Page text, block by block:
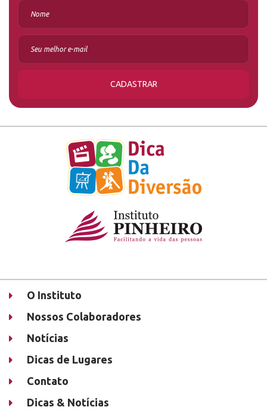
CADASTRAR
O Instituto
Nossos Colaboradores
Notícias
Dicas de Lugares
Contato
Dicas & Notícias